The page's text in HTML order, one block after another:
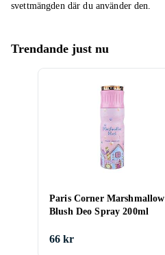
svettmängden där du använder den.
Trendande just nu
Paris Corner Marshmallow
Blush Deo Spray 200ml
66 kr